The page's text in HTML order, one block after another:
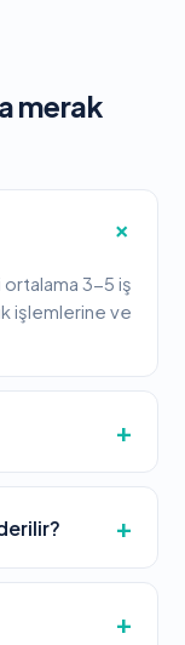
merak
ortalama 3-5 iş
işlemlerine ve